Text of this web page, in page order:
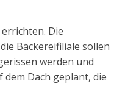
Die
Bäckereifiliale sollen
werden und
Dach geplant, die